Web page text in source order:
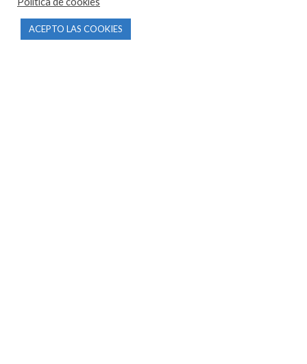
Parque Empresarial Las Condas , Nave 1
05440 Piedralaves-Ávila
ACEPTO LAS COOKIES